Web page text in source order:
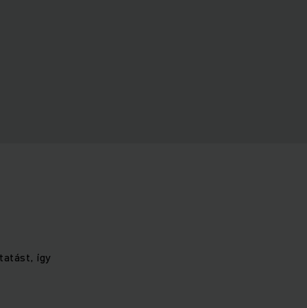
így